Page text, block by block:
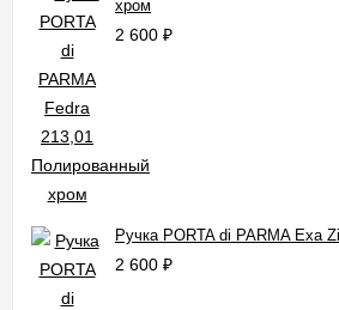
хром
2 600 ₽
Ручка PORTA di PARMA Exa
2 600 ₽